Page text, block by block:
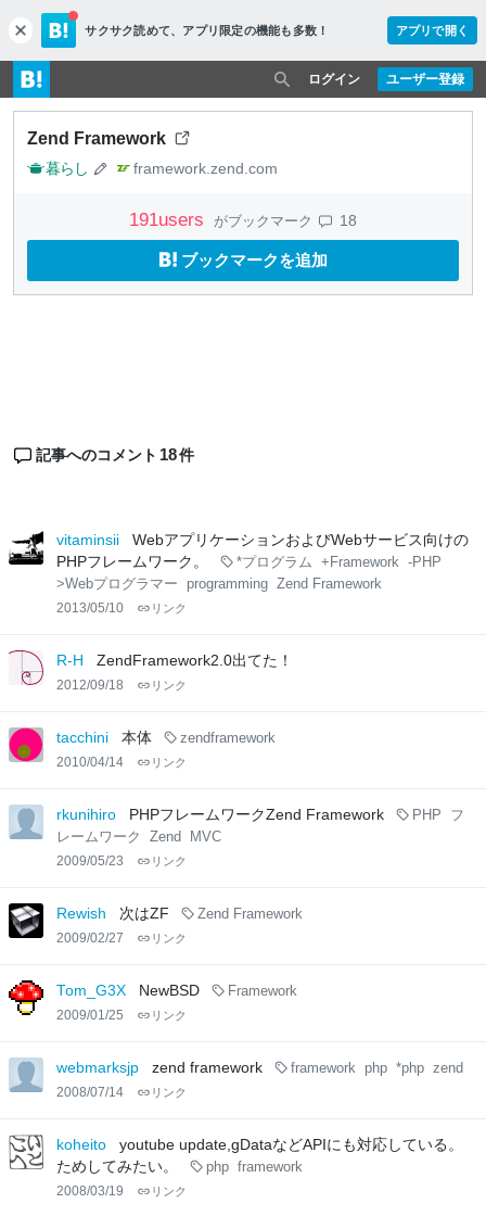
c
l
o
s
e
サクサク読めて、 アプリ限定の機能も多数！ アプリで開く
ユーザー登録
ログイン
Zend Framework
暮らし framework.zend.com
191users がブックマーク 18
ブックマークを追加
記事へのコメント 18件
vitaminsii
WebアプリケーションおよびWebサービス向けの
PHPフレームワーク。
*プログラム +Framework
-PHP
>Webプログラマー
programming Zend Framework
2013/05/10 リンク
R-H ZendFramework2.0出てた！
2012/09/18 リンク
tacchini 本体 zendframework
2010/04/14 リンク
rkunihiro PHPフレームワークZend Framework PHP
フ
レームワーク
Zend MVC
2009/05/23 リンク
Rewish 次はZF Zend Framework
2009/02/27 リンク
Tom_G3X NewBSD Framework
2009/01/25 リンク
webmarksjp zend framework framework php *php zend
2008/07/14 リンク
koheito
youtube update,gDataなどAPIにも対応している。
ためしてみたい。
php framework
2008/03/19 リンク